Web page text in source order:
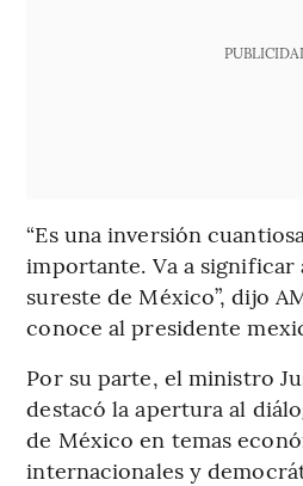
“Es una inversión
importante. Va a significar
sureste de México”, dijo
conoce al presidente
Por su parte, el ministro
destacó la apertura al
de México en temas
internacionales y